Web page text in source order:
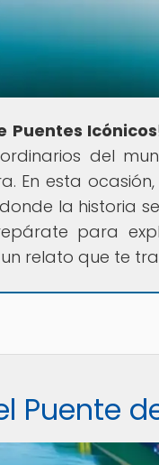
Puentes Icónicos
del
En esta
la historia
para
relato que te
Puente